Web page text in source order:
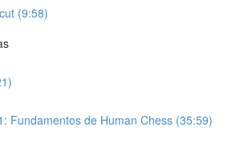
(9:58)
Fundamentos de Human Chess (35:59)